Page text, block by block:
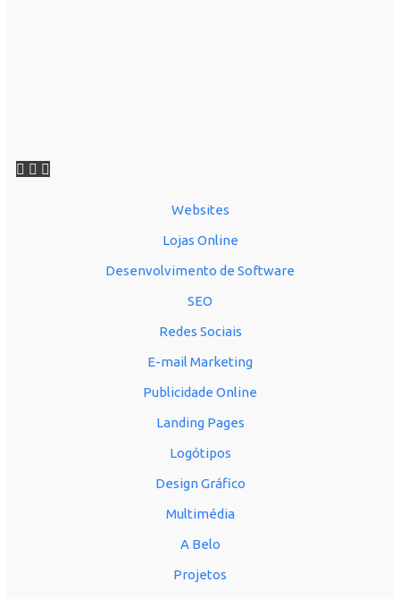
Websites
Lojas Online
Desenvolvimento de Software
SEO
Redes Sociais
E-mail Marketing
Publicidade Online
Landing Pages
Logótipos
Design Gráfico
Multimédia
A Belo
Projetos